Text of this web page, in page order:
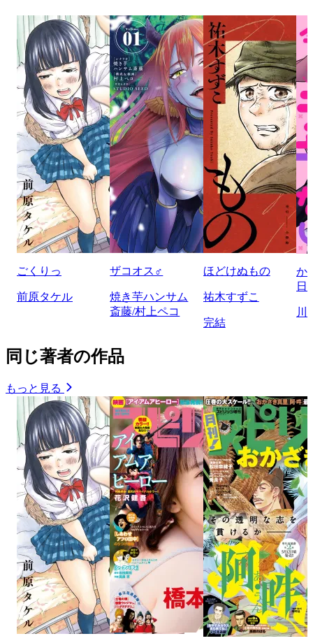
ごくりっ
前原タケル
ザコオス♂
焼き芋ハンサム
斎藤/村上ペコ
ほどけぬもの
祐木すずこ
完結
か
日
川
同じ著者の作品
もっと見る